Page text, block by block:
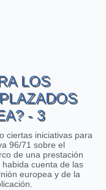
desplazados en la
LOS
- 3
ciertas iniciativas para
96/71 sobre el
de una prestación
cuenta de las
europea y de la